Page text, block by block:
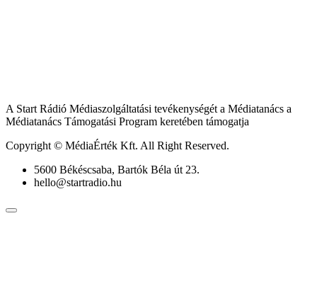
A Start Rádió Médiaszolgáltatási tevékenységét a Médiatanács a
Médiatanács Támogatási Program keretében támogatja
Copyright © MédiaÉrték Kft. All Right Reserved.
5600 Békéscsaba, Bartók Béla út 23.
hello@startradio.hu